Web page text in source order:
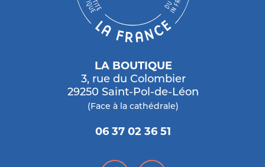
LA BOUTIQUE
3, rue du Colombier
29250 Saint-Pol-de-Léon
(Face à la cathédrale)
06 37 02 36 51